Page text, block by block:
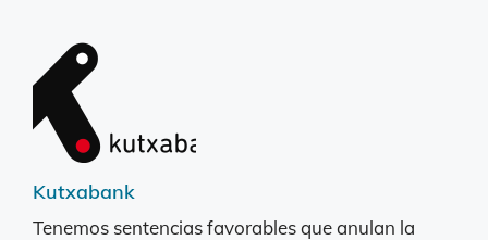
Kutxabank
Tenemos sentencias favorables que anulan la